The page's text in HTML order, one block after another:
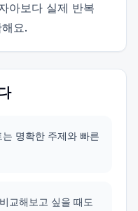
아보다 실제 반복
요.
명확한 주제와 빠른
교해보고 싶을 때도